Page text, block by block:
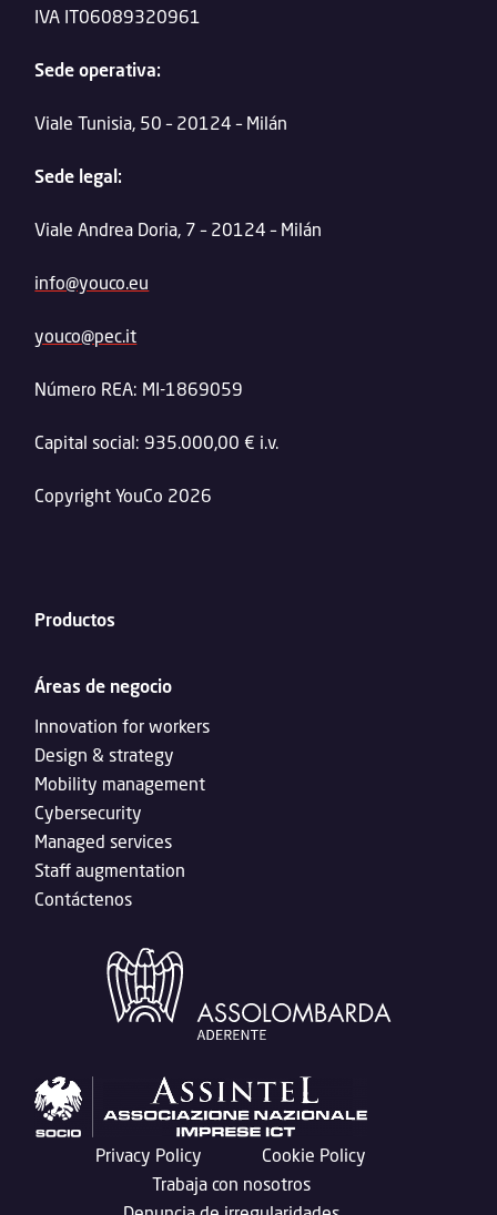
IVA IT06089320961
Sede operativa:
Viale Tunisia, 50 – 20124 – Milán
Sede legal:
Viale Andrea Doria, 7 – 20124 – Milán
info@youco.eu
youco@pec.it
Número REA: MI-1869059
Capital social: 935.000,00 € i.v.
Copyright YouCo 2026
Productos
Áreas de negocio
Innovation for workers
Design & strategy
Mobility management
Cybersecurity
Managed services
Staff augmentation
Contáctenos
Privacy Policy
Cookie Policy
Trabaja con nosotros